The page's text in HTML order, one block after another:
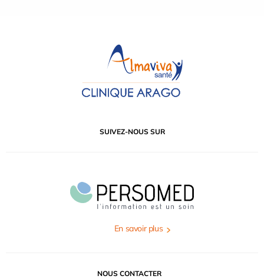
SUIVEZ-NOUS SUR
En savoir plus
NOUS CONTACTER